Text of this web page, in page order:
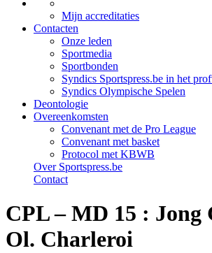
Mijn accreditaties
Contacten
Onze leden
Sportmedia
Sportbonden
Syndics Sportspress.be in het
Syndics Olympische Spelen
Deontologie
Overeenkomsten
Convenant met de Pro League
Convenant met basket
Protocol met KBWB
Over Sportspress.be
Contact
CPL – MD 15 : Jong
Ol. Charleroi